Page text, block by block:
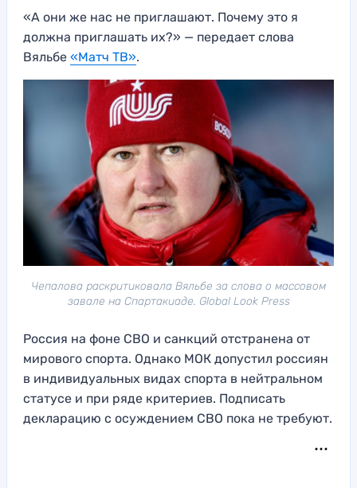
«А они же нас не приглашают. Почему это я
должна приглашать их?» — передает слова
Вяльбе «Матч ТВ».
Чепалова раскритиковала Вяльбе за слова о массовом
завале на Спартакиаде. Global Look Press
Россия на фоне СВО и санкций отстранена от
мирового спорта. Однако МОК допустил россиян
в индивидуальных видах спорта в нейтральном
статусе и при ряде критериев. Подписать
декларацию с осуждением СВО пока не требуют.